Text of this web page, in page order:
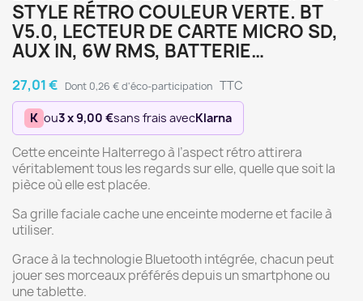
STYLE RÉTRO COULEUR VERTE. BT
V5.0, LECTEUR DE CARTE MICRO SD,
AUX IN, 6W RMS, BATTERIE…
27,01 € Dont 0,26 € d'éco-participation TTC
K ou3 x 9,00 €sans frais avecKlarna
Cette enceinte Halterrego à l’aspect rétro attirera
véritablement tous les regards sur elle, quelle que soit la
pièce où elle est placée.
Sa grille faciale cache une enceinte moderne et facile à
utiliser.
Grace à la technologie Bluetooth intégrée, chacun peut
jouer ses morceaux préférés depuis un smartphone ou
une tablette.